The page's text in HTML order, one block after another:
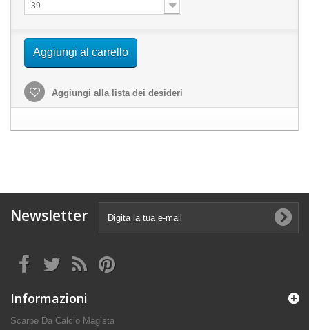
39
Aggiungi al carrello
Aggiungi alla lista dei desideri
Newsletter
Informazioni
Scarpe Da Calcio Magista